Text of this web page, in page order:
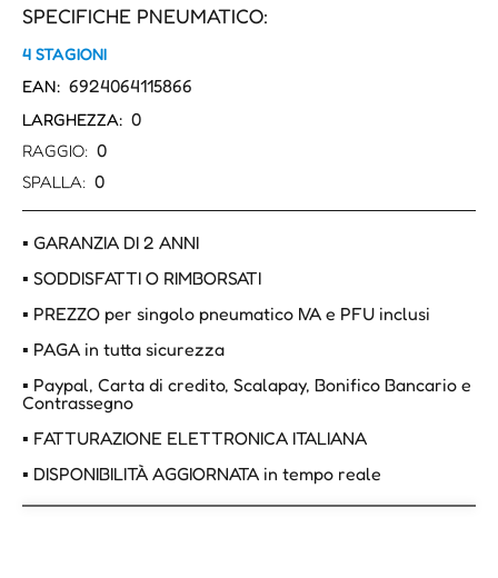
SPECIFICHE PNEUMATICO:
4 STAGIONI
EAN: 6924064115866
LARGHEZZA: 0
RAGGIO: 0
SPALLA: 0
▪ GARANZIA DI 2 ANNI
▪ SODDISFATTI O RIMBORSATI
▪ PREZZO per singolo pneumatico IVA e PFU inclusi
▪ PAGA in tutta sicurezza
▪ Paypal, Carta di credito, Scalapay, Bonifico Bancario e
Contrassegno
▪ FATTURAZIONE ELETTRONICA ITALIANA
▪ DISPONIBILITÀ AGGIORNATA in tempo reale